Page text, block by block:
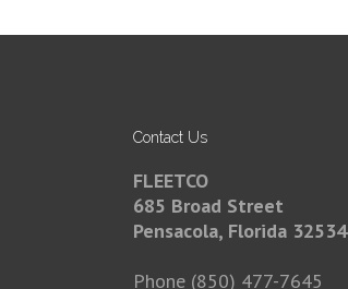
Contact Us
FLEETCO
685 Broad Street
Pensacola, Florida 32534
Phone (850) 477-7645